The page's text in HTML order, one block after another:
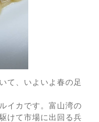
て、いよいよ春の足
イカです。富山湾の
けて市場に出回る兵